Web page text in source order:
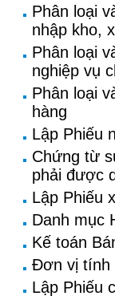
Phân loại
nhập kho,
Phân loại
nghiệp vụ
Phân loại
hàng
Lập Phiếu
Chứng từ
phải được
Lập Phiếu
Danh mục
Kế toán
Đơn vị tính
Lập Phiếu